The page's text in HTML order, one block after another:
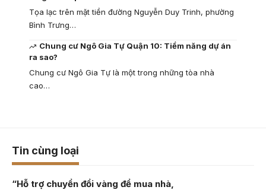
Tọa lạc trên mặt tiền đường Nguyễn Duy Trinh, phường
Bình Trưng…
Chung cư Ngô Gia Tự Quận 10: Tiềm năng dự án
ra sao?
Chung cư Ngô Gia Tự là một trong những tòa nhà
cao…
Tin cùng loại
“Hỗ trợ chuyển đổi vàng để mua nhà,